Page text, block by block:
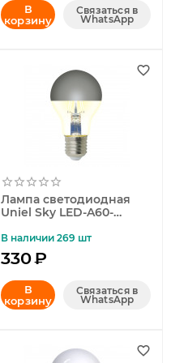
В
корзину
Связаться в
WhatsApp
Лампа светодиодная
Uniel Sky LED-A60-
MIRROR/CHROME
PLS02WH UL-00011795
В наличии 269 шт
330₽
В
корзину
Связаться в
WhatsApp